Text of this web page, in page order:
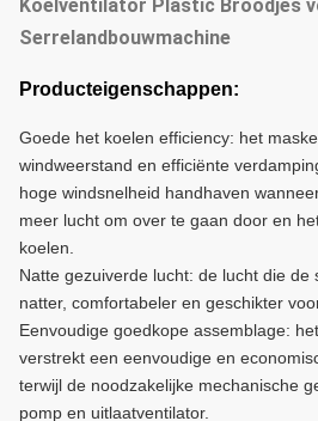
Koelventilator Plastic Broodjes
Serrelandbouwmachine
Producteigenschappen:
Goede het koelen efficiency: het
windweerstand en efficiënte
hoge windsnelheid handhaven
meer lucht om over te gaan door en
koelen.
Natte gezuiverde lucht: de lucht die de
natter, comfortabeler en geschikter
Eenvoudige goedkope assemblage:
verstrekt een eenvoudige en
terwijl de noodzakelijke mechanische
pomp en uitlaatventilator.